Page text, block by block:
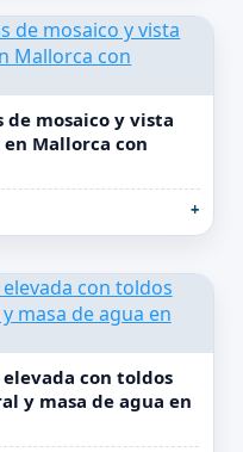
mosaico y vista
Mallorca con
con toldos
y masa de agua en